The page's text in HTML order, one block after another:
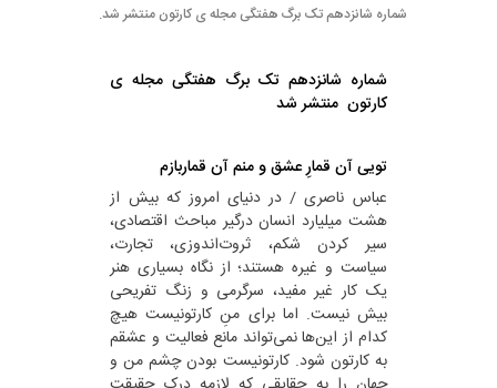
شماره شانزدهم تک برگ هفتگی مجله ی کارتون منتشر شد.
شماره شانزدهم تک برگ هفتگی مجله ی
کارتون منتشر شد
تویی آن قمارِ عشق و منم آن قماربازم
عباس ناصری / در دنیای امروز که بیش از
هشت میلیارد انسان درگیر مباحث اقتصادی،
سیر کردن شکم، ثروت‌اندوزی، تجارت،
سیاست و غیره هستند؛ از نگاه بسیاری هنر
یک کار غیر مفید، سرگرمی و زنگ تفریحی
بیش نیست. اما برای منِ کارتونیست هیچ
کدام از این‌ها نمی‌تواند مانع فعالیت و عشقم
به کارتون شود. کارتونیست بودن چشم من و